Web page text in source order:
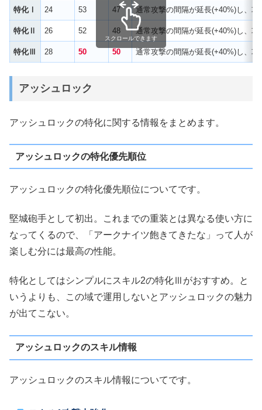
特化Ⅰ 24 53 47 通常攻撃の間隔が延長(+40%)し、
特化Ⅱ 26 52 48 通常攻撃の間隔が延長(+40%)し、
特化Ⅲ 28 50 50 通常攻撃の間隔が延長(+40%)し、
スクロールできます
アッシュロック
アッシュロックの特化に関する情報をまとめます。
アッシュロックの特化優先順位
アッシュロックの特化優先順位についてです。
堅城砲手として初出。これまでの重装とは異なる使い方に
なってくるので、「アークナイツ飽きてきたな」って人が
楽しむ分には最高の性能。
特化としてはシンプルにスキル2の特化Ⅲがおすすめ。と
いうよりも、この域で運用しないとアッシュロックの魅力
が出てこない。
アッシュロックのスキル情報
アッシュロックのスキル情報についてです。